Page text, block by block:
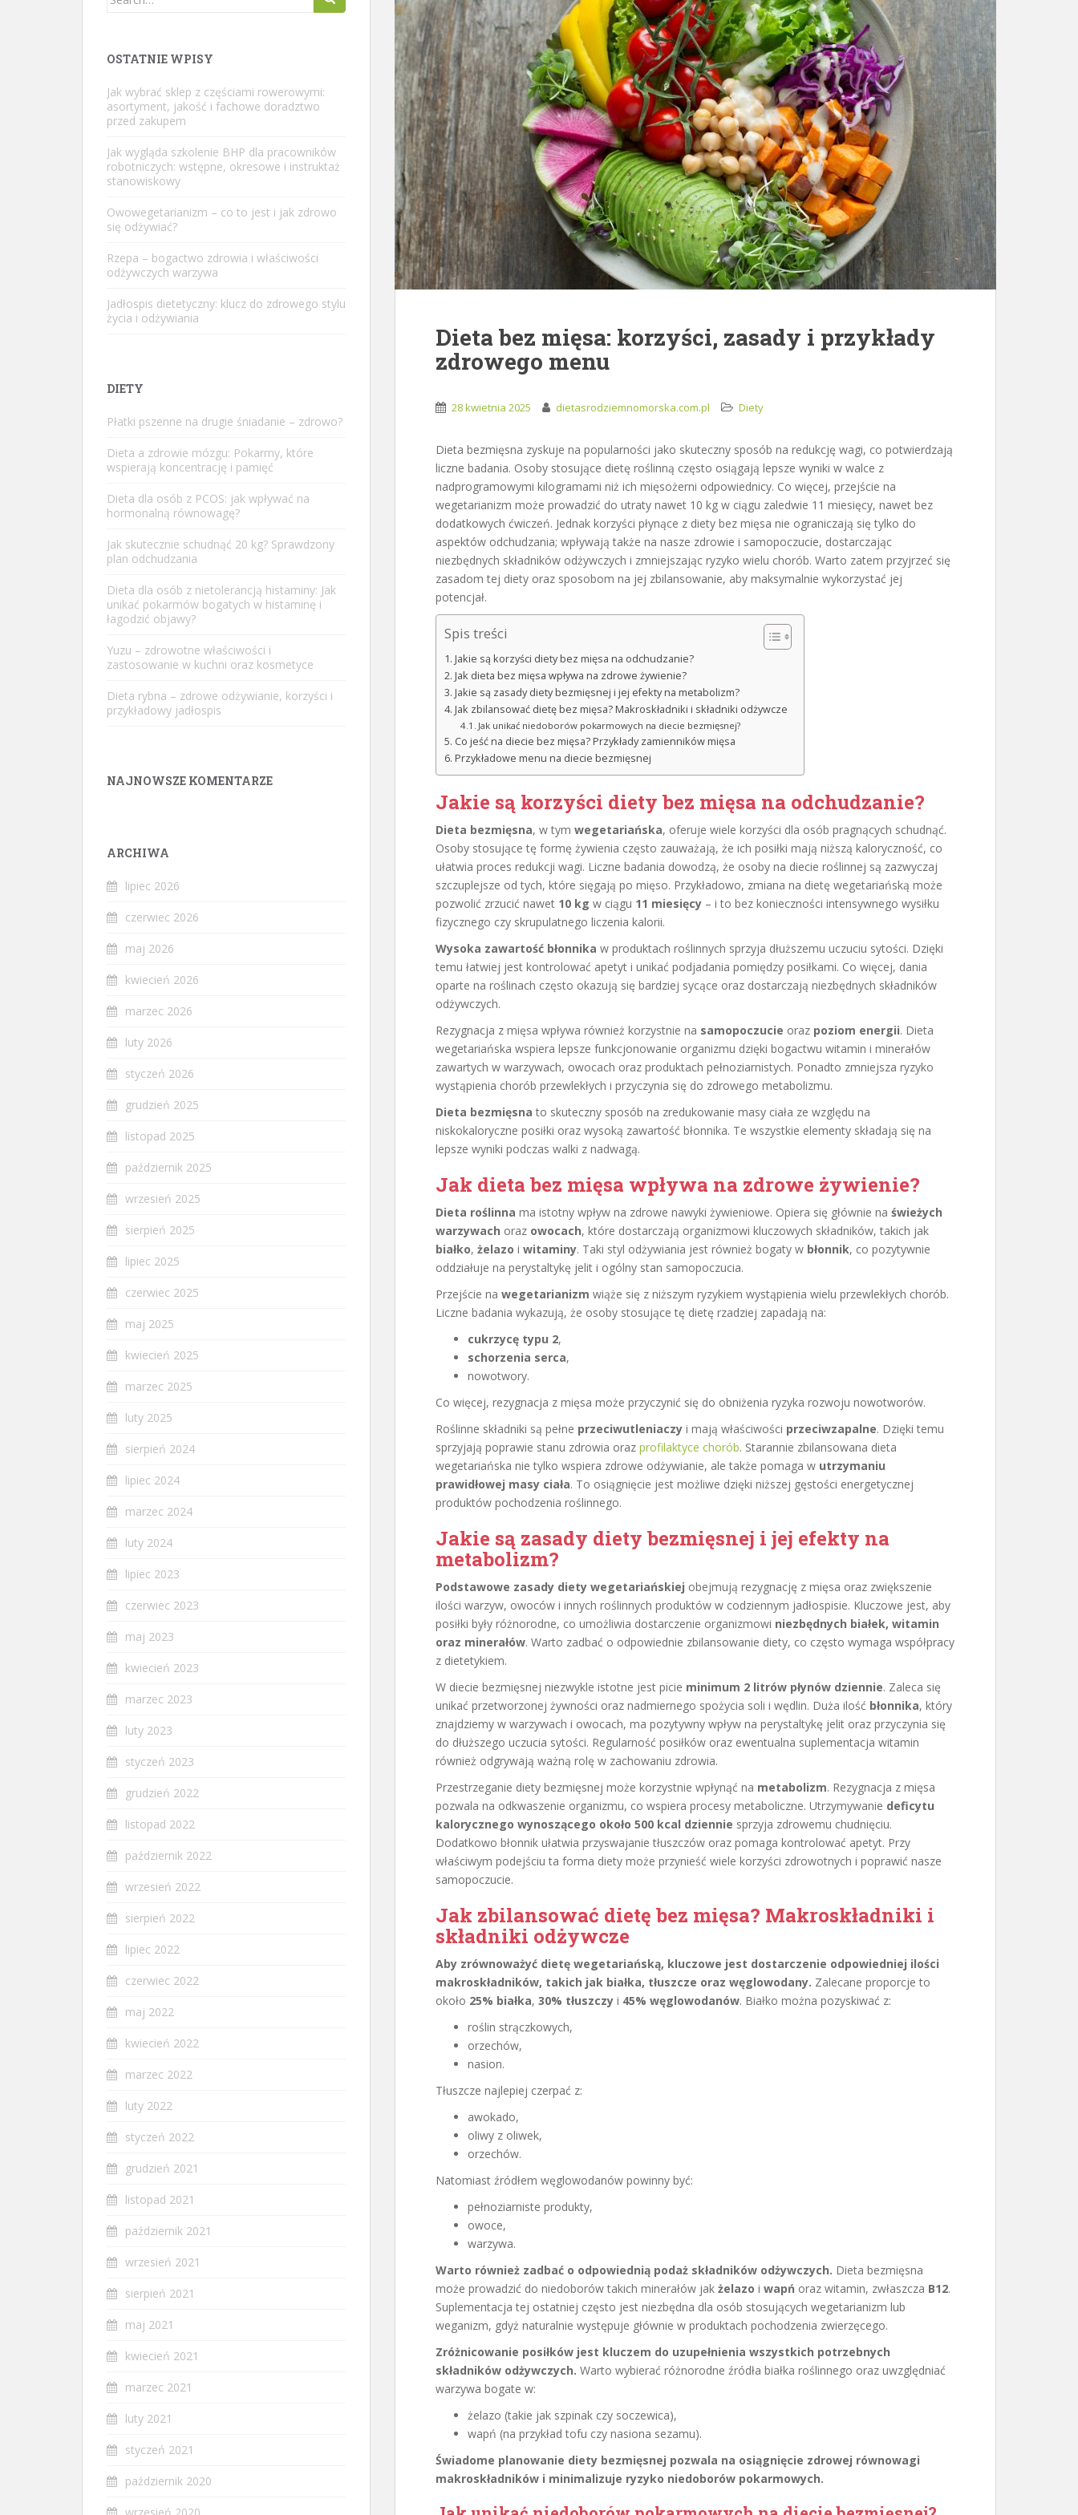
Dieta bez mięsa: korzyści, zasady i przykłady
zdrowego menu
28 kwietnia 2025 dietasrodziemnomorska.com.pl Diety
Dieta bezmięsna zyskuje na popularności jako skuteczny sposób na redukcję wagi, co potwierdzają
liczne badania. Osoby stosujące dietę roślinną często osiągają lepsze wyniki w walce z
nadprogramowymi kilogramami niż ich mięsożerni odpowiednicy. Co więcej, przejście na
wegetarianizm może prowadzić do utraty nawet 10 kg w ciągu zaledwie 11 miesięcy, nawet bez
dodatkowych ćwiczeń. Jednak korzyści płynące z diety bez mięsa nie ograniczają się tylko do
aspektów odchudzania; wpływają także na nasze zdrowie i samopoczucie, dostarczając
niezbędnych składników odżywczych i zmniejszając ryzyko wielu chorób. Warto zatem przyjrzeć się
zasadom tej diety oraz sposobom na jej zbilansowanie, aby maksymalnie wykorzystać jej
potencjał.
Spis treści
Jakie są korzyści diety bez mięsa na odchudzanie?
Jak dieta bez mięsa wpływa na zdrowe żywienie?
Jakie są zasady diety bezmięsnej i jej efekty na metabolizm?
Jak zbilansować dietę bez mięsa? Makroskładniki i składniki odżywcze
Jak unikać niedoborów pokarmowych na diecie bezmięsnej?
Co jeść na diecie bez mięsa? Przykłady zamienników mięsa
Przykładowe menu na diecie bezmięsnej
Jakie są korzyści diety bez mięsa na odchudzanie?
Dieta bezmięsna, w tym wegetariańska, oferuje wiele korzyści dla osób pragnących schudnąć.
Osoby stosujące tę formę żywienia często zauważają, że ich posiłki mają niższą kaloryczność, co
ułatwia proces redukcji wagi. Liczne badania dowodzą, że osoby na diecie roślinnej są zazwyczaj
szczuplejsze od tych, które sięgają po mięso. Przykładowo, zmiana na dietę wegetariańską może
pozwolić zrzucić nawet 10 kg w ciągu 11 miesięcy – i to bez konieczności intensywnego wysiłku
fizycznego czy skrupulatnego liczenia kalorii.
Wysoka zawartość błonnika w produktach roślinnych sprzyja dłuższemu uczuciu sytości. Dzięki
temu łatwiej jest kontrolować apetyt i unikać podjadania pomiędzy posiłkami. Co więcej, dania
oparte na roślinach często okazują się bardziej sycące oraz dostarczają niezbędnych składników
odżywczych.
Rezygnacja z mięsa wpływa również korzystnie na samopoczucie oraz poziom energii. Dieta
wegetariańska wspiera lepsze funkcjonowanie organizmu dzięki bogactwu witamin i minerałów
zawartych w warzywach, owocach oraz produktach pełnoziarnistych. Ponadto zmniejsza ryzyko
wystąpienia chorób przewlekłych i przyczynia się do zdrowego metabolizmu.
Dieta bezmięsna to skuteczny sposób na zredukowanie masy ciała ze względu na
niskokaloryczne posiłki oraz wysoką zawartość błonnika. Te wszystkie elementy składają się na
lepsze wyniki podczas walki z nadwagą.
Jak dieta bez mięsa wpływa na zdrowe żywienie?
Dieta roślinna ma istotny wpływ na zdrowe nawyki żywieniowe. Opiera się głównie na świeżych
warzywach oraz owocach, które dostarczają organizmowi kluczowych składników, takich jak
białko, żelazo i witaminy. Taki styl odżywiania jest również bogaty w błonnik, co pozytywnie
oddziałuje na perystaltykę jelit i ogólny stan samopoczucia.
Przejście na wegetarianizm wiąże się z niższym ryzykiem wystąpienia wielu przewlekłych chorób.
Liczne badania wykazują, że osoby stosujące tę dietę rzadziej zapadają na:
cukrzycę typu 2,
schorzenia serca,
nowotwory.
Co więcej, rezygnacja z mięsa może przyczynić się do obniżenia ryzyka rozwoju nowotworów.
Roślinne składniki są pełne przeciwutleniaczy i mają właściwości przeciwzapalne. Dzięki temu
sprzyjają poprawie stanu zdrowia oraz profilaktyce chorób. Starannie zbilansowana dieta
wegetariańska nie tylko wspiera zdrowe odżywianie, ale także pomaga w utrzymaniu
prawidłowej masy ciała. To osiągnięcie jest możliwe dzięki niższej gęstości energetycznej
produktów pochodzenia roślinnego.
Jakie są zasady diety bezmięsnej i jej efekty na
metabolizm?
Podstawowe zasady diety wegetariańskiej obejmują rezygnację z mięsa oraz zwiększenie
ilości warzyw, owoców i innych roślinnych produktów w codziennym jadłospisie. Kluczowe jest, aby
posiłki były różnorodne, co umożliwia dostarczenie organizmowi niezbędnych białek, witamin
oraz minerałów. Warto zadbać o odpowiednie zbilansowanie diety, co często wymaga współpracy
z dietetykiem.
W diecie bezmięsnej niezwykle istotne jest picie minimum 2 litrów płynów dziennie. Zaleca się
unikać przetworzonej żywności oraz nadmiernego spożycia soli i wędlin. Duża ilość błonnika, który
znajdziemy w warzywach i owocach, ma pozytywny wpływ na perystaltykę jelit oraz przyczynia się
do dłuższego uczucia sytości. Regularność posiłków oraz ewentualna suplementacja witamin
również odgrywają ważną rolę w zachowaniu zdrowia.
Przestrzeganie diety bezmięsnej może korzystnie wpłynąć na metabolizm. Rezygnacja z mięsa
pozwala na odkwaszenie organizmu, co wspiera procesy metaboliczne. Utrzymywanie deficytu
kalorycznego wynoszącego około 500 kcal dziennie sprzyja zdrowemu chudnięciu.
Dodatkowo błonnik ułatwia przyswajanie tłuszczów oraz pomaga kontrolować apetyt. Przy
właściwym podejściu ta forma diety może przynieść wiele korzyści zdrowotnych i poprawić nasze
samopoczucie.
Jak zbilansować dietę bez mięsa? Makroskładniki i
składniki odżywcze
Aby zrównoważyć dietę wegetariańską, kluczowe jest dostarczenie odpowiedniej ilości
makroskładników, takich jak białka, tłuszcze oraz węglowodany. Zalecane proporcje to
około 25% białka, 30% tłuszczy i 45% węglowodanów. Białko można pozyskiwać z:
roślin strączkowych,
orzechów,
nasion.
Tłuszcze najlepiej czerpać z:
awokado,
oliwy z oliwek,
orzechów.
Natomiast źródłem węglowodanów powinny być:
pełnoziarniste produkty,
owoce,
warzywa.
Warto również zadbać o odpowiednią podaż składników odżywczych. Dieta bezmięsna
może prowadzić do niedoborów takich minerałów jak żelazo i wapń oraz witamin, zwłaszcza B12.
Suplementacja tej ostatniej często jest niezbędna dla osób stosujących wegetarianizm lub
weganizm, gdyż naturalnie występuje głównie w produktach pochodzenia zwierzęcego.
Zróżnicowanie posiłków jest kluczem do uzupełnienia wszystkich potrzebnych
składników odżywczych. Warto wybierać różnorodne źródła białka roślinnego oraz uwzględniać
warzywa bogate w:
żelazo (takie jak szpinak czy soczewica),
wapń (na przykład tofu czy nasiona sezamu).
Świadome planowanie diety bezmięsnej pozwala na osiągnięcie zdrowej równowagi
makroskładników i minimalizuje ryzyko niedoborów pokarmowych.
OSTATNIE WPISY
Jak wybrać sklep z częściami rowerowymi:
asortyment, jakość i fachowe doradztwo
przed zakupem
Jak wygląda szkolenie BHP dla pracowników
robotniczych: wstępne, okresowe i instruktaż
stanowiskowy
Owowegetarianizm – co to jest i jak zdrowo
się odżywiać?
Rzepa – bogactwo zdrowia i właściwości
odżywczych warzywa
Jadłospis dietetyczny: klucz do zdrowego stylu
życia i odżywiania
DIETY
Płatki pszenne na drugie śniadanie – zdrowo?
Dieta a zdrowie mózgu: Pokarmy, które
wspierają koncentrację i pamięć
Dieta dla osób z PCOS: jak wpływać na
hormonalną równowagę?
Jak skutecznie schudnąć 20 kg? Sprawdzony
plan odchudzania
Dieta dla osób z nietolerancją histaminy: Jak
unikać pokarmów bogatych w histaminę i
łagodzić objawy?
Yuzu – zdrowotne właściwości i
zastosowanie w kuchni oraz kosmetyce
Dieta rybna – zdrowe odżywianie, korzyści i
przykładowy jadłospis
NAJNOWSZE KOMENTARZE
ARCHIWA
lipiec 2026
czerwiec 2026
maj 2026
kwiecień 2026
marzec 2026
luty 2026
styczeń 2026
grudzień 2025
listopad 2025
październik 2025
wrzesień 2025
sierpień 2025
lipiec 2025
czerwiec 2025
maj 2025
kwiecień 2025
marzec 2025
luty 2025
sierpień 2024
lipiec 2024
marzec 2024
luty 2024
lipiec 2023
czerwiec 2023
maj 2023
kwiecień 2023
marzec 2023
luty 2023
styczeń 2023
grudzień 2022
listopad 2022
październik 2022
wrzesień 2022
sierpień 2022
lipiec 2022
czerwiec 2022
maj 2022
kwiecień 2022
marzec 2022
luty 2022
styczeń 2022
grudzień 2021
listopad 2021
październik 2021
wrzesień 2021
sierpień 2021
maj 2021
kwiecień 2021
marzec 2021
luty 2021
styczeń 2021
październik 2020